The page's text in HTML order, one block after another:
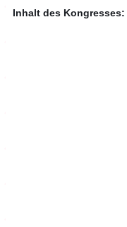
Inhalt des Kongresses: